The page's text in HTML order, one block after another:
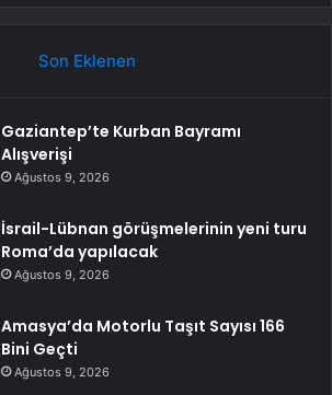
Son Eklenen
Gaziantep’te Kurban Bayramı
Alışverişi
Ağustos 9, 2026
İsrail-Lübnan görüşmelerinin yeni turu
Roma’da yapılacak
Ağustos 9, 2026
Amasya’da Motorlu Taşıt Sayısı 166
Bini Geçti
Ağustos 9, 2026